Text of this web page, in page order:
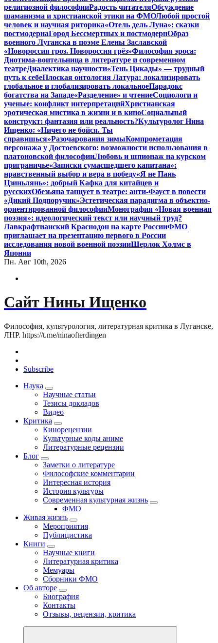
религиозной философииРадость читателяОбсуждение
шаманизма и христианской этики на ФМОЛюбой простой
человек и научная риторика«Отель дель Луна»: сказки
постмодернаГород Бессмертных и постмодернОбраз
военного Луганска в поэме Елены Заславской
«Новороссия гроз. Новороссия грёз»Философия эроса:
Диотима-воительница в литературе и современном
театреДиалектика научности«Тень Цикады» — трудный
путь к себеПлоская онтология Латура: локализировать
глобальное и глобализировать локальноеПарадокс
богатства на Западе«Разделение» и чтениеСоциологи и
ученые: конфликт интерпретацийХристианская
эротическая мистика в жизни и в киноСоциальный
конструкт: фантазия или реальность?Культуролог Нина
Ищенко: «Ничего не бойся. Ты
справишься»Разочарования зимыКомпрометация
персонажа у Достоевского: возможности использования в
платоновской философииЛюбовь и шпионаж на курском
приграничье«Записки сумасшедшего капитана»:
нравственный выбор и вера в победу«Я не Пань
Цзиньлянь»: добрый Кафка для китайцев и
русскихОбезьяна танцует в театре: анти-Фауст в повести
«Дикий Подпоручик»Эстетическая парадигма в объектно-
ориентированной философииМонография «Новая военная
поэзия»: идеологический текст или научный труд?
Лавкрафтианский Краснодон на карте РоссииФМО
приглашает на презентацию первого в России
исследования новой военной поэзииШерлок Холмс в
Японии
Пн. Авг 10th, 2026
Сайт Нины Ищенко
Философия, культурология, литературная критика в Луганске,
ЛНР. https://t.me/ninaofterdingen
Subscribe
Наука
Научные статьи
Тезисы докладов
Видео
Критика
Кинорецензии
Культурные коды аниме
Литературные рецензии
Блог
Заметки о литературе
Философские комментарии
Интересная история
История культуры
Современная культурная жизнь
ФМО
Живая жизнь
Мероприятия
Публицистика
Книги
Научные книги
Литературная критика
Мемуары
Сборники ФМО
Об авторе
Биография
Контакты
Отзывы, рецензии, критика